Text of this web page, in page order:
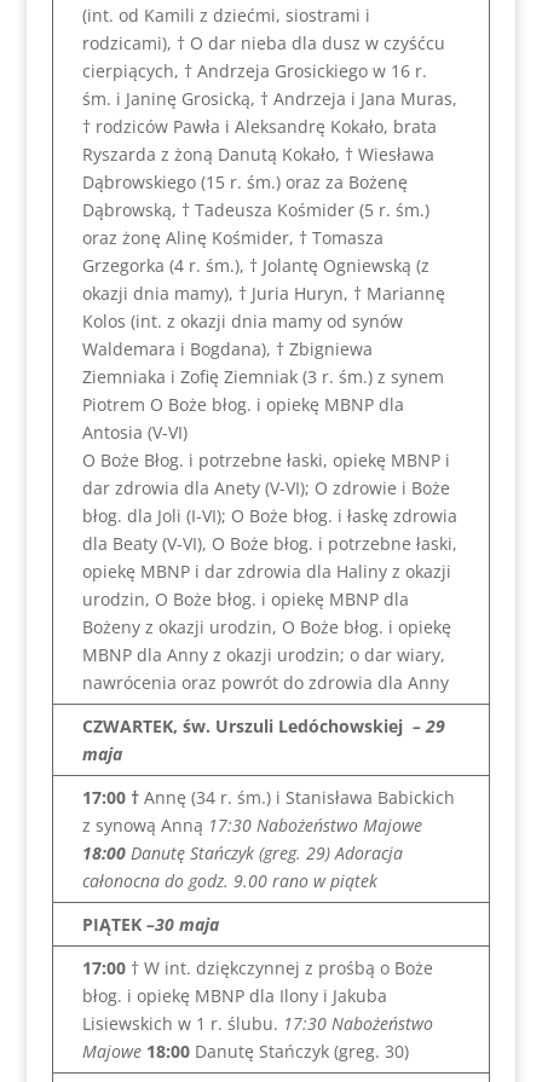
(int. od Kamili z dziećmi, siostrami i
rodzicami), † O dar nieba dla dusz w czyśćcu
cierpiących, † Andrzeja Grosickiego w 16 r.
śm. i Janinę Grosicką, † Andrzeja i Jana Muras,
† rodziców Pawła i Aleksandrę Kokało, brata
Ryszarda z żoną Danutą Kokało, † Wiesława
Dąbrowskiego (15 r. śm.) oraz za Bożenę
Dąbrowską, † Tadeusza Kośmider (5 r. śm.)
oraz żonę Alinę Kośmider, † Tomasza
Grzegorka (4 r. śm.), † Jolantę Ogniewską (z
okazji dnia mamy), † Juria Huryn, † Mariannę
Kolos (int. z okazji dnia mamy od synów
Waldemara i Bogdana), † Zbigniewa
Ziemniaka i Zofię Ziemniak (3 r. śm.) z synem
Piotrem O Boże błog. i opiekę MBNP dla
Antosia (V-VI)
O Boże Błog. i potrzebne łaski, opiekę MBNP i
dar zdrowia dla Anety (V-VI); O zdrowie i Boże
błog. dla Joli (I-VI); O Boże błog. i łaskę zdrowia
dla Beaty (V-VI), O Boże błog. i potrzebne łaski,
opiekę MBNP i dar zdrowia dla Haliny z okazji
urodzin, O Boże błog. i opiekę MBNP dla
Bożeny z okazji urodzin, O Boże błog. i opiekę
MBNP dla Anny z okazji urodzin; o dar wiary,
nawrócenia oraz powrót do zdrowia dla Anny
CZWARTEK, św. Urszuli Ledóchowskiej – 29
maja
17:00 † Annę (34 r. śm.) i Stanisława Babickich
z synową Anną 17:30 Nabożeństwo Majowe
18:00 Danutę Stańczyk (greg. 29) Adoracja
całonocna do godz. 9.00 rano w piątek
PIĄTEK –30 maja
17:00 † W int. dziękczynnej z prośbą o Boże
błog. i opiekę MBNP dla Ilony i Jakuba
Lisiewskich w 1 r. ślubu. 17:30 Nabożeństwo
Majowe 18:00 Danutę Stańczyk (greg. 30)